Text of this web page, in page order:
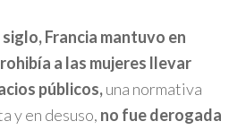
Francia mantuvo en
a las mujeres llevar
públicos,una normativa
y en desuso, no fue derogada